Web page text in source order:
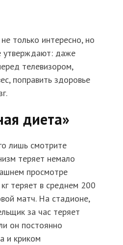
только интересно, но
утверждают: даже
телевизором,
поправить здоровье
диета»
лишь смотрите
теряет немало
просмотре
теряет в среднем 200
матч. На стадионе,
за час теряет
он постоянно
и криком